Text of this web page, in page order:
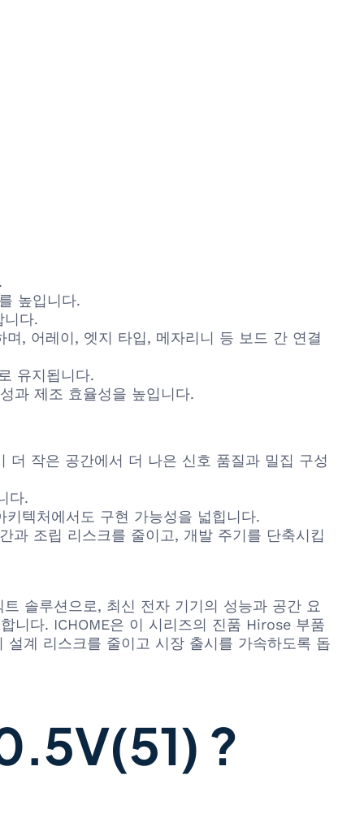
높입니다.
다.
, 어레이, 엣지 타입, 메자리니 등 보드 간 연결
유지됩니다.
과 제조 효율성을 높입니다.
작은 공간에서 더 나은 신호 품질과 밀집 구성
다.
텍처에서도 구현 가능성을 넓힙니다.
과 조립 리스크를 줄이고, 개발 주기를 단축시킵
솔루션으로, 최신 전자 기기의 성능과 공간 요
니다. ICHOME은 이 시리즈의 진품 Hirose 부품
계 리스크를 줄이고 시장 출시를 가속하도록 돕
?